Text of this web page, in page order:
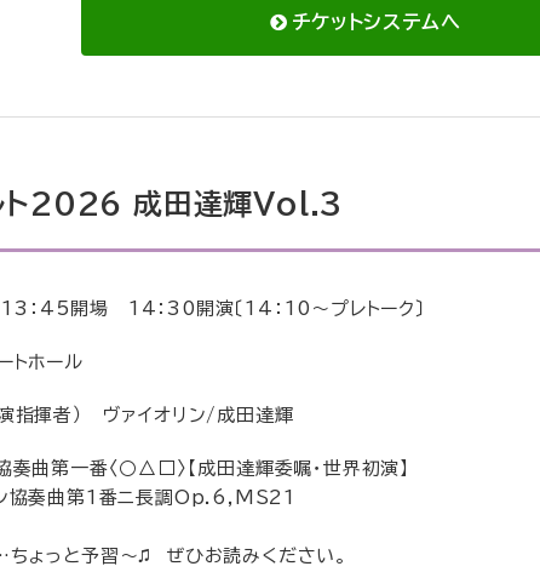
チケットシステムへ
ト2026 成田達輝Vol.3
：45開場 14：30開演〔14：10～プレトーク〕
トホール
指揮者） ヴァイオリン/成田達輝
奏曲第一番〈○△□〉【成田達輝委嘱・世界初演】
ン協奏曲第1番ニ長調Op.6,MS21
ょっと予習～♫ ぜひお読みください。